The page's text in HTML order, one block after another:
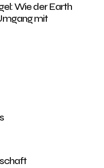
Wie der Earth
mit